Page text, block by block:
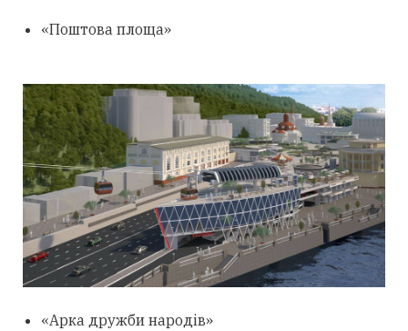
«Поштова площа»
«Арка дружби народів»